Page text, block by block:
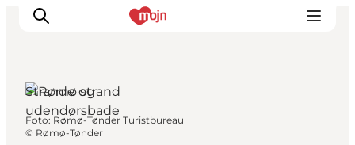
Oplevelser
Strande og
udendørsbade
Foto: Rømø-Tønder Turistbureau
© Rømø-Tønder